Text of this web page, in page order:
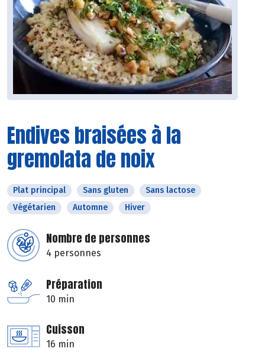
Endives braisées à la
gremolata de noix
Plat principal Sans gluten
Sans lactose
Végétarien
Automne Hiver
Nombre de personnes
4 personnes
Préparation
10 min
Cuisson
16 min